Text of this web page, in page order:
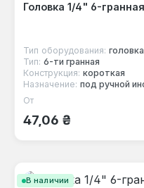
Головка 1/4" 6-
Тип оборудования:
Тип: 6-ти гранная
Конструкция: короткая
Назначение: под ручной
Обычная цена:
От
47,06 ₴
В наличии